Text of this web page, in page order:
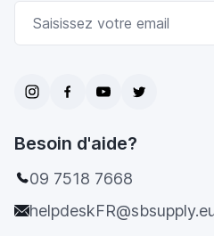
Besoin d'aide?
09 7518 7668